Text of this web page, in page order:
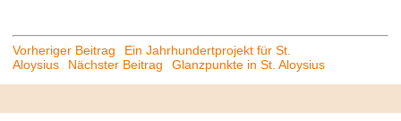
Beitrags-
Navigation
Vorheriger Beitrag
Ein Jahrhundertprojekt für St.
Aloysius
Nächster Beitrag Glanzpunkte in St. Aloysius